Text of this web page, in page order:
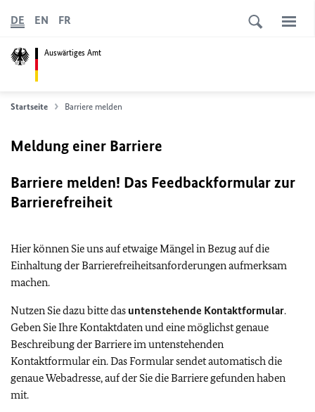
Auswärtiges Amt
DE EN FR
Startseite Barriere melden
Meldung einer Barriere
Barriere melden! Das Feedbackformular zur
Barrierefreiheit
Hier können Sie uns auf etwaige Mängel in Bezug auf die
Einhaltung der Barrierefreiheitsanforderungen aufmerksam
machen.
Nutzen Sie dazu bitte das untenstehende Kontaktformular.
Geben Sie Ihre Kontaktdaten und eine möglichst genaue
Beschreibung der Barriere im untenstehenden
Kontaktformular ein. Das Formular sendet automatisch die
genaue Webadresse, auf der Sie die Barriere gefunden haben
mit.